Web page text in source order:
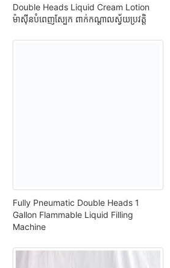
Double Heads Liquid Cream Lotion
ម៉ាស៊ីនបំពេញស្បែក ពាក់កណ្តាលស្វ័យប្រវត្តិ
Fully Pneumatic Double Heads 1
Gallon Flammable Liquid Filling
Machine